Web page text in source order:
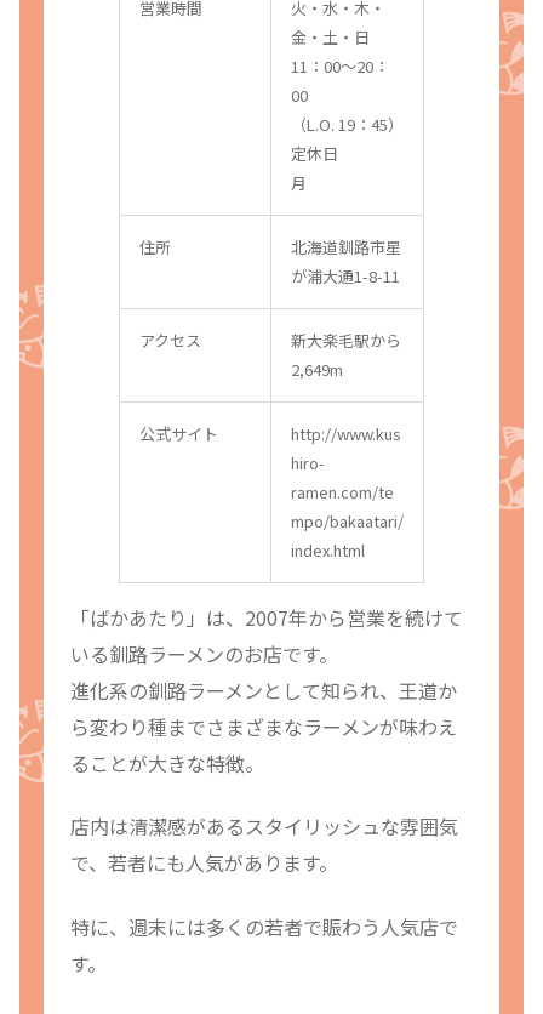
営業時間
火・水・木・
金・土・日
11：00〜20：
00
（L.O. 19：45）
定休日
月
住所
北海道釧路市星
が浦大通1-8-11
アクセス
新大楽毛駅から
2,649m
公式サイト
http://www.kus
hiro-
ramen.com/te
mpo/bakaatari/
index.html
「ばかあたり」は、2007年から営業を続けて
いる釧路ラーメンのお店です。
進化系の釧路ラーメンとして知られ、王道か
ら変わり種までさまざまなラーメンが味わえ
ることが大きな特徴。
店内は清潔感があるスタイリッシュな雰囲気
で、若者にも人気があります。
特に、週末には多くの若者で賑わう人気店で
す。